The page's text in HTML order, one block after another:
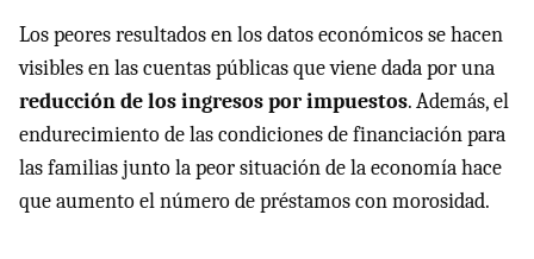
Los peores resultados en los datos económicos se hacen
visibles en las cuentas públicas que viene dada por una
reducción de los ingresos por impuestos. Además, el
endurecimiento de las condiciones de financiación para
las familias junto la peor situación de la economía hace
que aumento el número de préstamos con morosidad.